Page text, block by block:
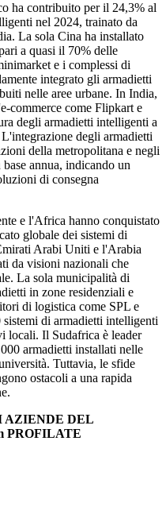
ha contribuito per il 24,3% al
nel 2024, trainato da
La sola Cina ha installato
a quasi il 70% delle
e i complessi di
integrato gli armadietti
nelle aree urbane. In India,
commerce come Flipkart e
degli armadietti intelligenti a
degli armadietti
della metropolitana e negli
annua, indicando un
di consegna
e l'Africa hanno conquistato
globale dei sistemi di
Arabi Uniti e l'Arabia
da visioni nazionali che
La sola municipalità di
in zone residenziali e
di logistica come SPL e
di armadietti intelligenti
locali. Il Sudafrica è leader
armadietti installati nelle
Tuttavia, le sfide
ostacoli a una rapida
AZIENDE DEL
PROFILATE